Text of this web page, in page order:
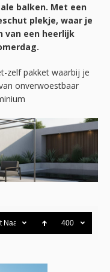
balken. Met een
plekje, waar je
van een heerlijk
zelf pakket waarbij je
onverwoestbaar
Naam 400